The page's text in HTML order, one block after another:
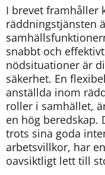
I brevet framhåller
räddningstjänsten
snabbt och
nödsituationer är
säkerhet. En
anställda inom
roller i samhället,
en hög beredskap.
trots sina goda
arbetsvillkor, har
oavsiktligt lett till